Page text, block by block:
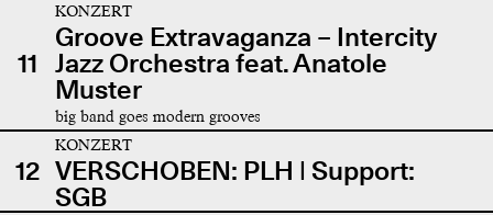
11
KONZERT
Groove Extravaganza – Intercity
Jazz Orchestra feat. Anatole
Muster
big band goes modern grooves
12
KONZERT
VERSCHOBEN: PLH | Support:
SGB